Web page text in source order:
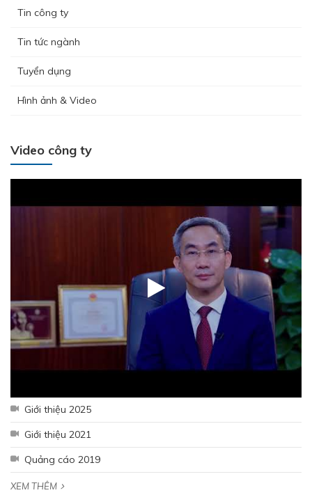
Tin công ty
Tin tức ngành
Tuyển dụng
Hình ảnh & Video
Video công ty
Giới thiệu 2025
Giới thiệu 2021
Quảng cáo 2019
XEM THÊM